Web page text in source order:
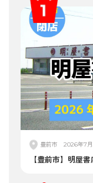
豊前市 2026年7月
【豊前市】明